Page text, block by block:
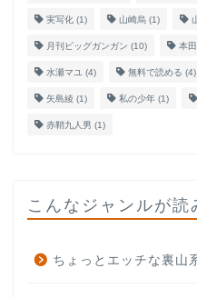
実写化 (1) 山崎烏 (1)
月刊ビッグガンガン (10) 本
水瀬マユ (4) 無料で読める (4)
矢島綾 (1) 私の少年 (1)
赤鞘九人男 (1)
こんなジャンルが読
ちょっとエッチな裏山